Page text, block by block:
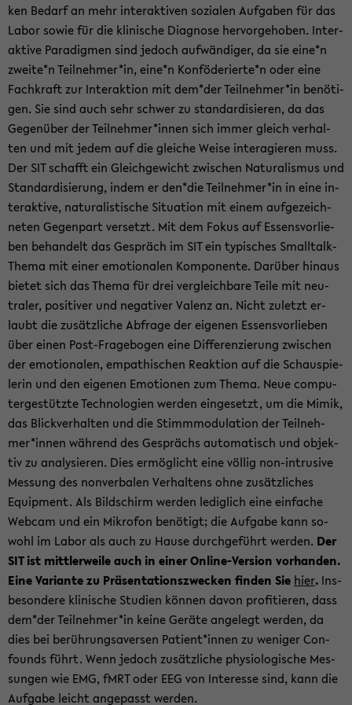
ken Be­darf an mehr in­ter­ak­ti­ven so­zia­len Auf­ga­ben für das
Labor sowie für die kli­ni­sche Dia­gno­se her­vor­ge­ho­ben. In­ter­
ak­ti­ve Pa­ra­dig­men sind je­doch auf­wän­di­ger, da sie eine*n
zwei­te*n Teil­neh­mer*in, eine*n Kon­fö­de­rier­te*n oder eine
Fach­kraft zur In­ter­ak­ti­on mit dem*der Teil­neh­mer*in be­nö­ti­
gen. Sie sind auch sehr schwer zu stan­dar­di­sie­ren, da das
Ge­gen­über der Teil­neh­mer*innen sich immer gleich ver­hal­
ten und mit jedem auf die glei­che Weise in­ter­agie­ren muss.
Der SIT schafft ein Gleich­ge­wicht zwi­schen Na­tu­ra­lis­mus und
Stan­dar­di­sie­rung, indem er den*die Teil­neh­mer*in in eine in­
ter­ak­ti­ve, na­tu­ra­lis­ti­sche Si­tua­ti­on mit einem auf­ge­zeich­
ne­ten Ge­gen­part ver­setzt. Mit dem Fokus auf Es­sens­vor­lie­
ben be­han­delt das Ge­spräch im SIT ein ty­pi­sches Smalltalk-​
Thema mit einer emo­tio­na­len Kom­po­nen­te. Dar­über hin­aus
bie­tet sich das Thema für drei ver­gleich­ba­re Teile mit neu­
tra­ler, po­si­ti­ver und ne­ga­ti­ver Va­lenz an. Nicht zu­letzt er­
laubt die zu­sätz­li­che Ab­fra­ge der ei­ge­nen Es­sens­vor­lie­ben
über einen Post-​Fragebogen eine Dif­fe­ren­zie­rung zwi­schen
der emo­tio­na­len, em­pa­thi­schen Re­ak­ti­on auf die Schau­spie­
le­rin und den ei­ge­nen Emo­tio­nen zum Thema. Neue com­pu­
ter­ge­stütz­te Tech­no­lo­gien wer­den ein­ge­setzt, um die Mimik,
das Blick­ver­hal­ten und die Stimm­mo­du­la­ti­on der Teil­neh­
mer*innen wäh­rend des Ge­sprächs au­to­ma­tisch und ob­jek­
tiv zu ana­ly­sie­ren. Dies er­mög­licht eine völ­lig non-​intrusive
Mes­sung des non­ver­ba­len Ver­hal­tens ohne zu­sätz­li­ches
Equip­ment. Als Bild­schirm wer­den le­dig­lich eine ein­fa­che
Web­cam und ein Mi­kro­fon be­nö­tigt; die Auf­ga­be kann so­
wohl im Labor als auch zu Hause durch­ge­führt wer­den. Der
SIT ist mitt­ler­wei­le auch in einer Online-​Version vor­han­den.
Eine Va­ri­an­te zu Prä­sen­ta­ti­ons­zwe­cken fin­den Sie hier. Ins­
be­son­de­re kli­ni­sche Stu­di­en kön­nen davon pro­fi­tie­ren, dass
dem*der Teil­neh­mer*in keine Ge­rä­te an­ge­legt wer­den, da
dies bei be­rüh­rungs­aver­sen Pa­ti­ent*innen zu we­ni­ger Con­
founds führt. Wenn je­doch zu­sätz­li­che phy­sio­lo­gi­sche Mes­
sun­gen wie EMG, fMRT oder EEG von In­ter­es­se sind, kann die
Auf­ga­be leicht an­ge­passt wer­den.